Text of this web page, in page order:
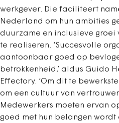
werkgever. Die faciliteert
Nederland om hun ambities
duurzame en inclusieve
te realiseren. ‘Succesvolle
aantoonbaar goed op
betrokkenheid,’ aldus Guido
Effectory. ‘Om dit te
om een cultuur van
Medewerkers moeten ervan
goed met hun belangen wordt